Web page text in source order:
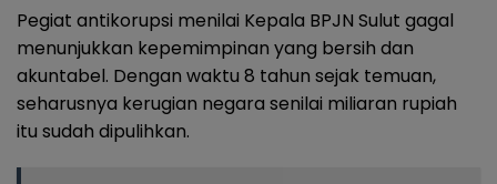
Pegiat antikorupsi menilai Kepala BPJN Sulut gagal
menunjukkan kepemimpinan yang bersih dan
akuntabel. Dengan waktu 8 tahun sejak temuan,
seharusnya kerugian negara senilai miliaran rupiah
itu sudah dipulihkan.